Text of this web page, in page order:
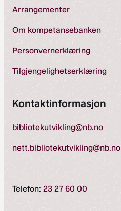
Arrangementer
Om kompetansebanken
Personvernerklæring
Tilgjengelighetserklæring
Kontaktinformasjon
bibliotekutvikling@nb.no
nett.bibliotekutvikling@nb.no
Telefon: 23 27 60 00